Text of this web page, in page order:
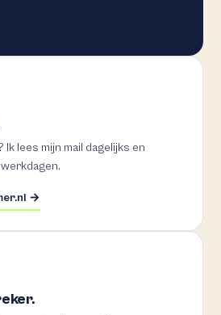
lees mijn mail dagelijks en
→